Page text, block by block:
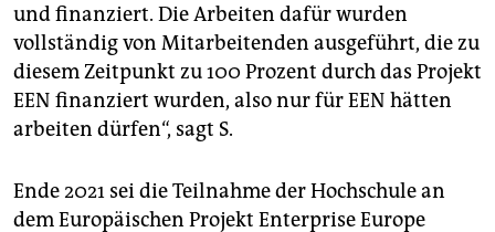
und finanziert. Die Arbeiten dafür wurden
vollständig von Mitarbeitenden ausgeführt, die zu
diesem Zeitpunkt zu 100 Prozent durch das Projekt
EEN finanziert wurden, also nur für EEN hätten
arbeiten dürfen“, sagt S.
Ende 2021 sei die Teilnahme der Hochschule an
dem Europäischen Projekt Enterprise Europe